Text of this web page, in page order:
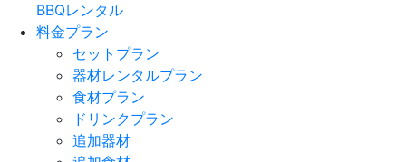
BBQレンタル
料金プラン
セットプラン
器材レンタルプラン
食材プラン
ドリンクプラン
追加器材